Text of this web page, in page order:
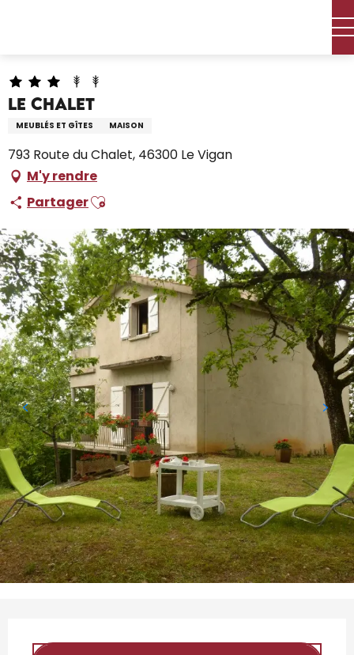
Le Chalet
MEUBLÉS ET GÎTES MAISON
793 Route du Chalet, 46300 Le Vigan
M'y rendre
PartagerAjouter aux favoris